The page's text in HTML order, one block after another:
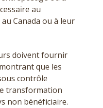
au
Canada ou à leur
doivent fournir
que les
contrôle
transformation
non bénéficiaire.